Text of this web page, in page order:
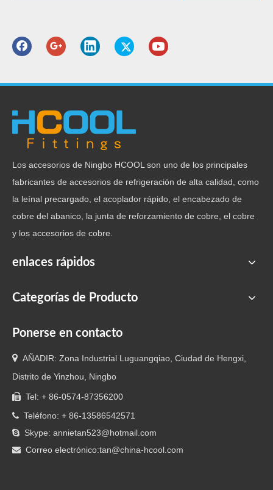
Categoria de producto
Productos relacionados
Accesorio de latón
caliente con tuercas
Accesorios de latón
Codo
Los accesorios de Ningbo HCOOL son uno de los principales
fabricantes de accesorios de refrigeración de alta calidad, como
la leínal precargado, el acoplador rápido, el encabezado de
cobre del abanico, la junta de reforzamiento de cobre, el cobre
y los accesorios de cobre.
enlaces rápidos
Categorías de Producto
Ponerse en contacto
 AÑADIR: Zona Industrial Luguangqiao, Ciudad de Hengxi,
Distrito de Yinzhou, Ningbo
 Tel: + 86-0574-87356200
 Teléfono: + 86-13586542571
 Skype: annietan523@hotmail.com
 Correo electrónico:tan@china-hcool.com